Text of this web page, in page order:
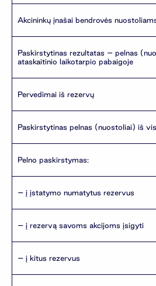
Akcininkų įnašai bendrovės
Paskirstytinas rezultatas – pelnas
ataskaitinio laikotarpio pabaigoje
Pervedimai iš rezervų
Paskirstytinas pelnas (nuostoliai) iš
Pelno paskirstymas:
– į įstatymo numatytus rezervus
– į rezervą savoms akcijoms įsigyti
– į kitus rezervus